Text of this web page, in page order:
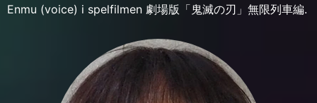
Enmu (voice) i spelfilmen 劇場版「鬼滅の刃」無限列車編.